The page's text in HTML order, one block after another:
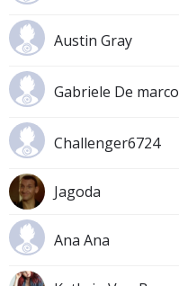
Austin Gray
Gabriele De marco
Challenger6724
Jagoda
Ana Ana